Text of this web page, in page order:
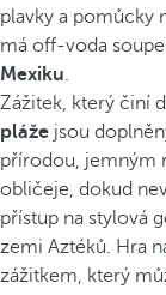
plavky a pomůcky
má off-voda
Mexiku.
Zážitek, který činí
pláže jsou
přírodou, jemným
obličeje, dokud
přístup na stylová
zemi Aztéků. Hra
zážitkem, který